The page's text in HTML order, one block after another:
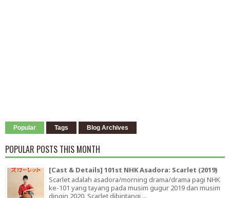
Popular Tags Blog Archives
POPULAR POSTS THIS MONTH
[Cast & Details] 101st NHK Asadora: Scarlet (2019)
Scarlet adalah asadora/morning drama/drama pagi NHK
ke-101 yang tayang pada musim gugur 2019 dan musim
dingin 2020. Scarlet dibintangi ...